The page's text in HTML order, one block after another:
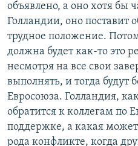
объявлено, а оно хотя бы
Голландии, оно поставит
трудное положение.
должна будет как-то это
несмотря на все свои
выполнять, и тогда будут
Евросоюза. Голландия,
обратится к коллегам по
поддержке, а какая
рода конфликте, когда